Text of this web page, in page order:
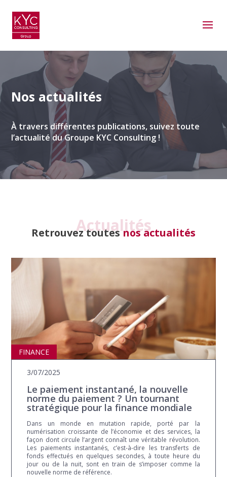
Nos actualités
À travers différentes publications, suivez toute
l’actualité du Groupe KYC Consulting !
Actualités
Retrouvez toutesnos actualités
Le paiement instantané, la nouvelle
norme du paiement ? Un tournant
stratégique pour la finance mondiale
3/07/2025
FINANCE
Dans un monde en mutation rapide, porté par la
numérisation croissante de l’économie et des services, la
façon dont circule l’argent connaît une véritable révolution.
Les paiements instantanés, c’est-à-dire les transferts de
fonds effectués en quelques secondes, à toute heure du
jour ou de la nuit, sont en train de s’imposer comme la
nouvelle norme de référence.